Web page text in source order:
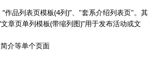
作品列表页模板(4列)”、"套系介绍列表页"。其
章页单列模板(带缩列图)”用于发布活动或文
介等单个页面